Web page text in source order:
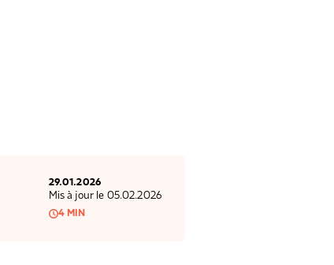
29.01.2026
Mis à jour le 05.02.2026
4 MIN